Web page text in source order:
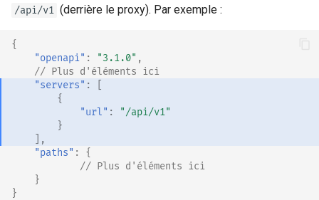
/api/v1 (derrière le proxy). Par exemple :
{
"openapi" : "3.1.0" ,
// Plus d'éléments ici
"servers" :
{
"url" :
"/api/v1"
}
],
"paths" :
{
// Plus d'éléments ici
}
}